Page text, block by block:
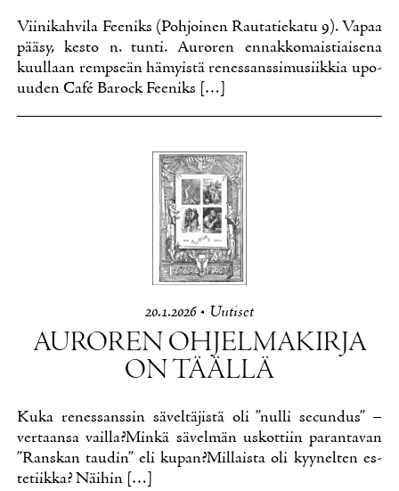
Vii­ni­kah­vi­la Fee­niks (Poh­joi­nen Rau­ta­tie­ka­tu 9). Va­paa
pää­sy, kes­to n. tun­ti. Au­ro­ren en­nak­ko­mais­tiai­se­na
kuul­laan remp­seän hä­myis­tä re­nes­sans­si­musiik­kia upo­
uu­den Café Ba­rock Fee­niks […]
20.1.2026• Uu­ti­set
AU­RO­REN OH­JEL­MA­KIR­JA
ON TÄÄL­LÄ
Ku­ka re­nes­sans­sin sä­vel­tä­jis­tä oli ”nul­li secun­dus” –
ver­taan­sa vail­la?Min­kä sä­vel­män us­kot­tiin pa­ran­ta­van
”Rans­kan tau­din” eli ku­pan?Mil­lais­ta oli kyy­nel­ten es­
te­tiik­ka? Näi­hin […]